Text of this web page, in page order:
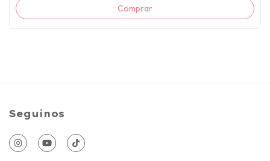
Seguinos